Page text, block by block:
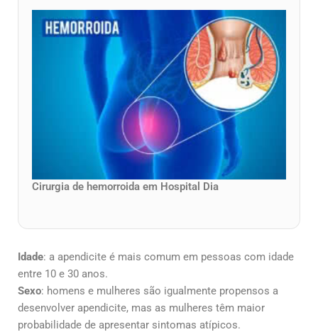
Cirurgia de hemorroida em Hospital Dia
Idade: a apendicite é mais comum em pessoas com idade
entre 10 e 30 anos.
Sexo: homens e mulheres são igualmente propensos a
desenvolver apendicite, mas as mulheres têm maior
probabilidade de apresentar sintomas atípicos.